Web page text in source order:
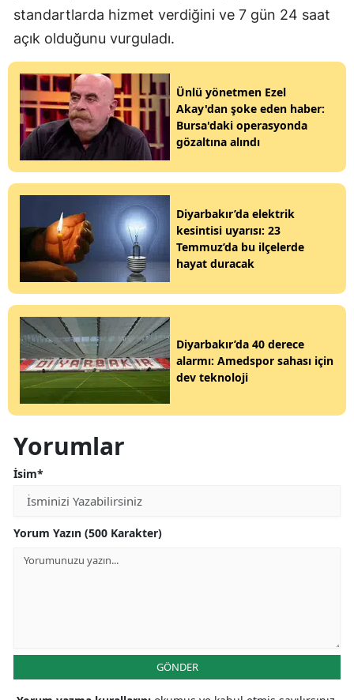
standartlarda hizmet verdiğini ve 7 gün 24 saat
açık olduğunu vurguladı.
Ünlü yönetmen Ezel
Akay'dan şoke eden haber:
Bursa'daki operasyonda
gözaltına alındı
Diyarbakır’da elektrik
kesintisi uyarısı: 23
Temmuz’da bu ilçelerde
hayat duracak
Diyarbakır’da 40 derece
alarmı: Amedspor sahası için
dev teknoloji
Yorumlar
İsim*
Yorum Yazın (500 Karakter)
GÖNDER